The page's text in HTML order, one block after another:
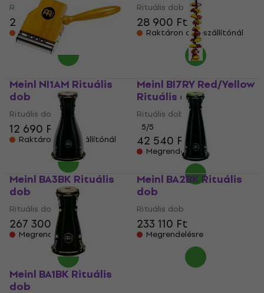
Rituális dob
24 780 Ft
Raktáron a beszállítónál
Rituális dob
28 900 Ft
Raktáron a beszállítónál
Meinl NI1AM Rituális
dob
Rituális dob
12 690 Ft
Raktáron a beszállítónál
Meinl BI7RY Red/Yellow
Rituális dob
Rituális dob
5/5
42 540 Ft
Megrendelésre
Meinl BA3BK Rituális
dob
Rituális dob
267 300 Ft
Megrendelésre
Meinl BA2BK Rituális
dob
Rituális dob
233 110 Ft
Megrendelésre
Meinl BA1BK Rituális
dob